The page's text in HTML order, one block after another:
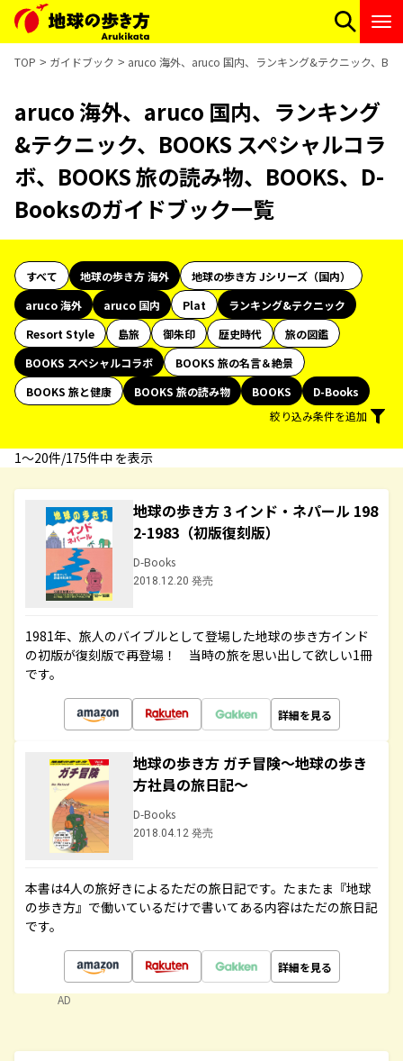
TOP ガイドブック aruco 海外、aruco 国内、ランキング&テクニック、
aruco 海外、aruco 国内、ランキング
&テクニック、BOOKS スペシャルコラ
ボ、BOOKS 旅の読み物、BOOKS、D-
Booksのガイドブック一覧
すべて 地球の歩き方 海外
地球の歩き方 Jシリーズ（国内）
aruco 海外
aruco 国内 Plat
ランキング&テクニック
Resort Style
島旅 御朱印 歴史時代
旅の図鑑
BOOKS スペシャルコラボ
BOOKS 旅の名言＆絶景
BOOKS 旅と健康
BOOKS 旅の読み物 BOOKS
D-Books
絞り込み条件を追加
1〜20件/175件中 を表示
地球の歩き方 3 インド・ネパール 198
2-1983（初版復刻版）
D-Books
2018.12.20 発売
1981年、旅人のバイブルとして登場した地球の歩き方インド
の初版が復刻版で再登場！ 当時の旅を思い出して欲しい1冊
です。
詳細を見る
地球の歩き方 ガチ冒険～地球の歩き
方社員の旅日記～
D-Books
2018.04.12 発売
本書は4人の旅好きによるただの旅日記です。たまたま『地球
の歩き方』で働いているだけで書いてある内容はただの旅日記
です。
詳細を見る
AD